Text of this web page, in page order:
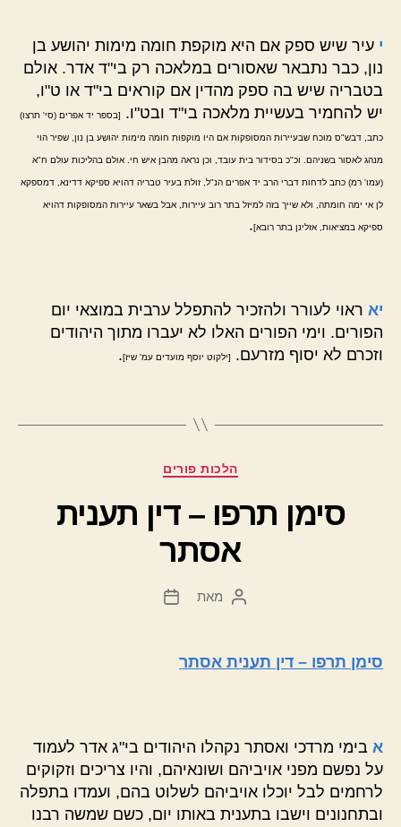
י עיר שיש ספק אם היא מוקפת חומה מימות יהושע בן
נון, כבר נתבאר שאסורים במלאכה רק בי"ד אדר. אולם
בטבריה שיש בה ספק מהדין אם קוראים בי"ד או ט"ו,
יש להחמיר בעשיית מלאכה בי"ד ובט"ו.
[בספר יד אפרים (סי' תרצו)
כתב, דבש"ס מוכח שבעיירות המסופקות אם היו מוקפות חומה מימות יהושע בן נון, שפיר הוי
מנהג לאסור בשניהם. וכ"כ בסידור בית עובד, וכן נראה מהבן איש חי. אולם בהליכות עולם ח"א
(עמו' רמ) כתב לדחות דברי הרב יד אפרים הנ"ל, זולת בעיר טבריה דהויא ספיקא דדינא, דמספקא
לן אי ימה חומתה, ולא שייך בזה למיזל בתר רוב עיירות, אבל בשאר עיירות המסופקות דהויא
ספיקא במציאות, אזלינן בתר רובא].
יא ראוי לעורר ולהזכיר להתפלל ערבית במוצאי יום
הפורים. וימי הפורים האלו לא יעברו מתוך היהודים
וזכרם לא יסוף מזרעם.
[ילקוט יוסף מועדים עמ' שיז].
קטגוריות
הלכות פורים
סימן תרפו – דין תענית
אסתר
המחבר
מאת
תאריך
סימן תרפו – דין תענית אסתר
א בימי מרדכי ואסתר נקהלו היהודים בי"ג אדר לעמוד
על נפשם מפני אויביהם ושונאיהם, והיו צריכים וזקוקים
לרחמים לבל יוכלו אויביהם לשלוט בהם, ועמדו בתפלה
ובתחנונים וישבו בתענית באותו יום, כשם שמשה רבנו